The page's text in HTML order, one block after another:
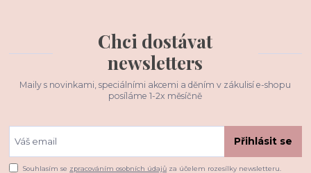
Chci dostávat
newsletters
Maily s novinkami, speciálními akcemi a děním v zákulisí e-shopu
posíláme 1-2x měsíčně
Přihlásit se
Souhlasím se zpracováním osobních údajů za účelem rozesílky newsletteru.